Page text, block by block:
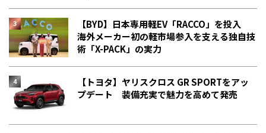
【BYD】日本専用軽EV「RACCO」を投入
海外メーカー初の軽市場参入を支える独自技
術「X-PACK」の実力
【トヨタ】ヤリスクロス GR SPORTをアッ
プデート 装備充実で魅力を高めて発売